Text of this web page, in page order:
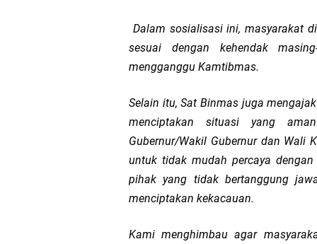
Polisi Evakuasi
Kapolda NTB Buka
Dalam sosialisasi ini, masyarakat
sesuai dengan kehendak
mengganggu Kamtibmas.
Selain itu, Sat Binmas juga
menciptakan situasi yang
Gubernur/Wakil Gubernur dan Wali
untuk tidak mudah percaya
pihak yang tidak bertanggung
menciptakan kekacauan.
Kami menghimbau agar